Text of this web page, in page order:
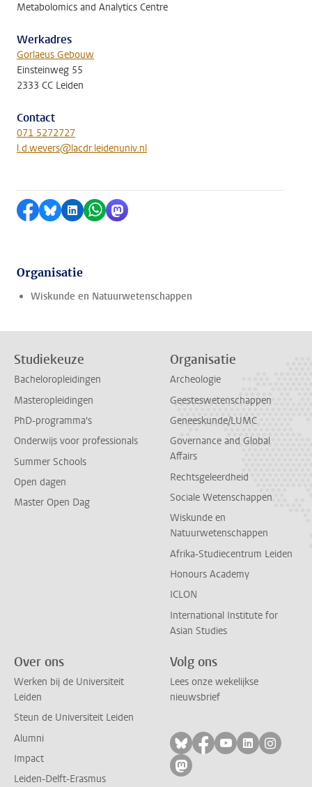
Metabolomics and Analytics Centre
Werkadres
Gorlaeus Gebouw
Einsteinweg 55
2333 CC Leiden
Contact
071 5272727
l.d.wevers@lacdr.leidenuniv.nl
Delen op Facebook
Delen via Bluesky
Delen op LinkedIn
Delen via WhatsApp
Delen via Mastodon
Organisatie
Wiskunde en Natuurwetenschappen
Studiekeuze
Bacheloropleidingen
Masteropleidingen
PhD-programma's
Onderwijs voor professionals
Summer Schools
Open dagen
Master Open Dag
Organisatie
Archeologie
Geesteswetenschappen
Geneeskunde/LUMC
Governance and Global
Affairs
Rechtsgeleerdheid
Sociale Wetenschappen
Wiskunde en
Natuurwetenschappen
Afrika-Studiecentrum Leiden
Honours Academy
ICLON
International Institute for
Asian Studies
Over ons
Werken bij de Universiteit
Leiden
Steun de Universiteit Leiden
Alumni
Impact
Leiden-Delft-Erasmus
Volg ons
Lees onze wekelijkse
nieuwsbrief
Volg ons op bluesky
Volg ons op
Volg ons op
Volg ons
Volg
Volg ons op mastodon